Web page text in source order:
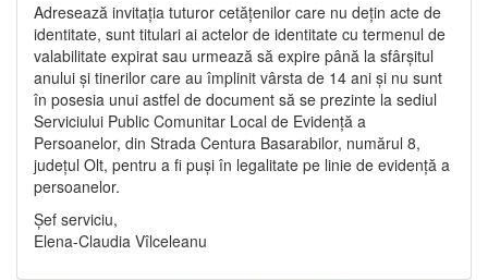
Adresează invitația tuturor cetățenilor care nu dețin acte de
identitate, sunt titulari ai actelor de identitate cu termenul de
valabilitate expirat sau urmează să expire până la sfârșitul
anului și tinerilor care au împlinit vârsta de 14 ani și nu sunt
în posesia unui astfel de document să se prezinte la sediul
Serviciului Public Comunitar Local de Evidență a
Persoanelor, din Strada Centura Basarabilor, numărul 8,
județul Olt, pentru a fi puși în legalitate pe linie de evidență a
persoanelor.
Șef serviciu,
Elena-Claudia Vîlceleanu